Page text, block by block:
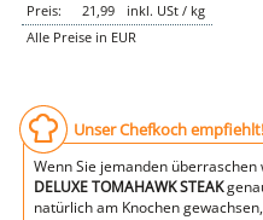
WURSTTORTE
nass
trocken
Belcando
Barf-Zusätze
Katzenfutter
Preis:
21,99
inkl. USt / kg
Alle Preise in EUR
Unser Chefkoch empfiehlt!
Wenn Sie jemanden
DELUXE TOMAHAWK STEAK
natürlich am Knochen